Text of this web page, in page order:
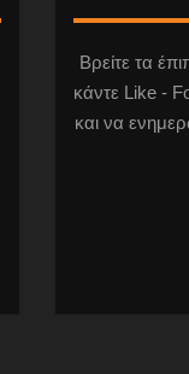
Βρείτε τα
κάντε Like -
και να